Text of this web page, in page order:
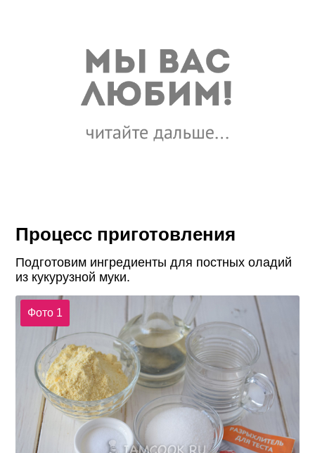
Процесс приготовления
Подготовим ингредиенты для постных оладий
из кукурузной муки.
Фото 1